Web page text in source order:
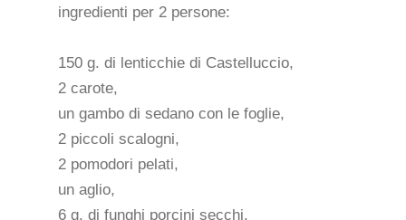
ingredienti per 2 persone:
150 g. di lenticchie di Castelluccio,
2 carote,
un gambo di sedano con le foglie,
2 piccoli scalogni,
2 pomodori pelati,
un aglio,
6 g. di funghi porcini secchi,